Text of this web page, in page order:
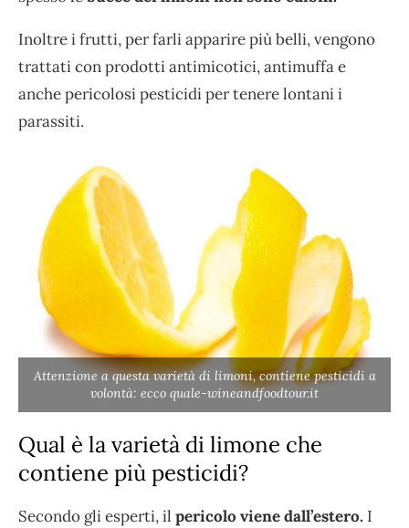
Inoltre i frutti, per farli apparire più belli, vengono
trattati con prodotti antimicotici, antimuffa e
anche pericolosi pesticidi per tenere lontani i
parassiti.
Attenzione a questa varietà di limoni, contiene pesticidi a
volontà: ecco quale-wineandfoodtour.it
Qual è la varietà di limone che
contiene più pesticidi?
Secondo gli esperti, il pericolo viene dall’estero. I